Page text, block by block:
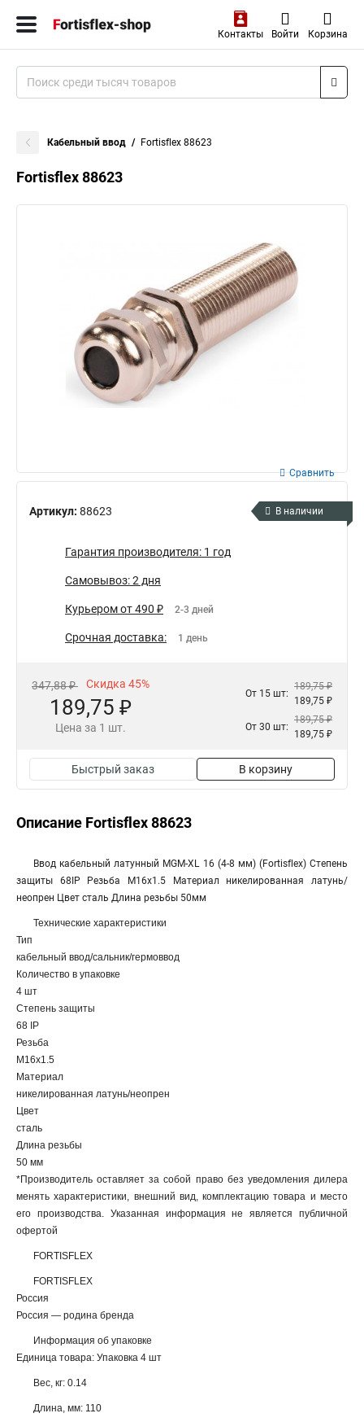
Контакты Войти Корзина
Кабельный ввод Fortisflex 88623
Fortisflex 88623
Артикул: 88623
Сравнить
В наличии
Гарантия производителя: 1 год
Самовывоз: 2 дня
Курьером от 490 ₽ 2-3 дней
Срочная доставка: 1 день
347,88 ₽ Скидка 45%
189,75 ₽
Цена за 1 шт.
От 15 шт:
189,75 ₽
189,75 ₽
От 30 шт:
189,75 ₽
189,75 ₽
Быстрый заказ В корзину
Описание Fortisflex 88623
Ввод кабельный латунный МGM-XL 16 (4-8 мм) (Fortisflex) Степень
защиты 68IP Резьба M16x1.5 Материал никелированная латунь/
неопрен Цвет сталь Длина резьбы 50мм
Технические характеристики
Тип
кабельный ввод/сальник/гермоввод
Количество в упаковке
4 шт
Степень защиты
68 IP
Резьба
M16x1.5
Материал
никелированная латунь/неопрен
Цвет
сталь
Длина резьбы
50 мм
*Производитель оставляет за собой право без уведомления дилера
менять характеристики, внешний вид, комплектацию товара и место
его производства. Указанная информация не является публичной
офертой
FORTISFLEX
FORTISFLEX
Россия
Россия — родина бренда
Информация об упаковке
Единица товара: Упаковка 4 шт
Вес, кг: 0.14
Длина, мм: 110